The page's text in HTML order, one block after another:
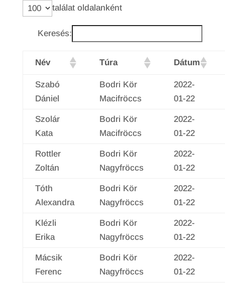
találat oldalanként
Keresés:
Név Túra Dátum
Szabó
Dániel
Bodri Kör
Macifröccs
2022-
01-22
Szolár
Kata
Bodri Kör
Macifröccs
2022-
01-22
Rottler
Zoltán
Bodri Kör
Nagyfröccs
2022-
01-22
Tóth
Alexandra
Bodri Kör
Nagyfröccs
2022-
01-22
Klézli
Erika
Bodri Kör
Nagyfröccs
2022-
01-22
Mácsik
Ferenc
Bodri Kör
Nagyfröccs
2022-
01-22